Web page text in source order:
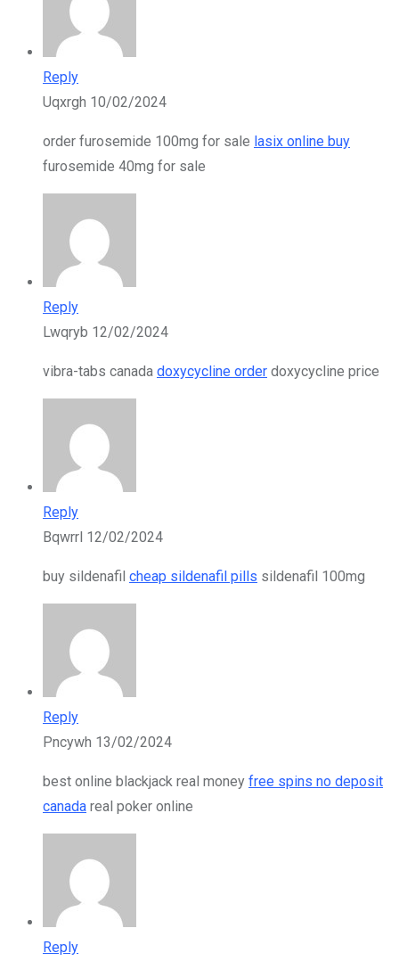
Reply
Uqxrgh 10/02/2024
order furosemide 100mg for sale lasix online buy
furosemide 40mg for sale
Reply
Lwqryb 12/02/2024
vibra-tabs canada doxycycline order doxycycline price
Reply
Bqwrrl 12/02/2024
buy sildenafil cheap sildenafil pills sildenafil 100mg
Reply
Pncywh 13/02/2024
best online blackjack real money free spins no deposit
canada real poker online
Reply